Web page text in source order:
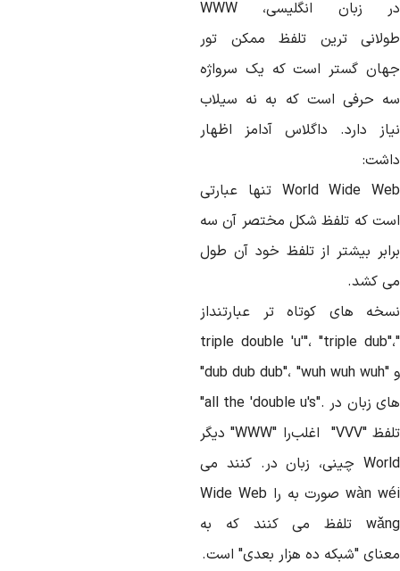
زبان انگلیسی،WWW
ترین تلفظ ممکن
تور
گستر است که
یک سرواژه
حرفی است که به نه
سیلاب
دارد. داگلاس آدامز
اظهار
:
World Wide
تنها
عبارتی
که تلفظ شکل مختصر آن سه
بیشتر از تلفظ خود آن
طول
کشد.
های کوتاه تر
عبارتنداز
"triple dub"
"dub dub dub" ،"wuh wuh wuh"
"all the 'double u's".در زبان
دیگر"WWW"رااغلب"VVV"
می
کنند .در زبان چینی،
Wide Webرا به صورتwàn
تلفظ می کنند که
به
" شبکه ده هزار بعدی"است.